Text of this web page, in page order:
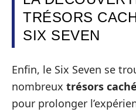
TRÉSORS
SIX SEVEN
Enfin, le Six Seven se
nombreux trésors
pour prolonger